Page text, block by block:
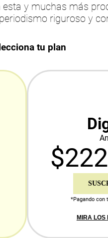
esta y muchas más
riguroso y
tu plan
*Pagando con
MIRA LOS